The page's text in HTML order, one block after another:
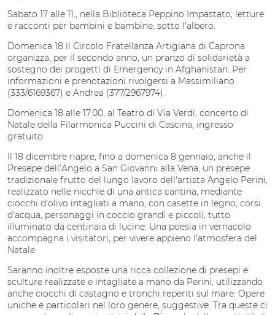
Sabato 17 alle 11., nella Biblioteca Peppino Impastato, letture
e racconti per bambini e bambine, sotto l'albero.
Domenica 18 il Circolo Fratellanza Artigiana di Caprona
organizza, per il secondo anno, un pranzo di solidarietà a
sostegno dei progetti di Emergency in Afghanistan. Per
informazioni e prenotazioni rivolgersi a Massimiliano
(333/6169367) e Andrea (377/2967974).
Domenica 18 alle 17.00, al Teatro di Via Verdi, concerto di
Natale della Filarmonica Puccini di Cascina, ingresso
gratuito.
Il 18 dicembre riapre, fino a domenica 8 gennaio, anche il
Presepe dell’Angelo a San Giovanni alla Vena, un presepe
tradizionale frutto del lungo lavoro dell'artista Angelo Perini,
realizzato nelle nicchie di una antica cantina, mediante
ciocchi d'olivo intagliati a mano, con casette in legno, corsi
d'acqua, personaggi in coccio grandi e piccoli, tutto
illuminato da centinaia di lucine. Una poesia in vernacolo
accompagna i visitatori, per vivere appieno l'atmosfera del
Natale.
Saranno inoltre esposte una ricca collezione di presepi e
sculture realizzate e intagliate a mano da Perini, utilizzando
anche ciocchi di castagno e tronchi reperiti sul mare. Opere
uniche e particolari nel loro genere, suggestive. Tra queste ci